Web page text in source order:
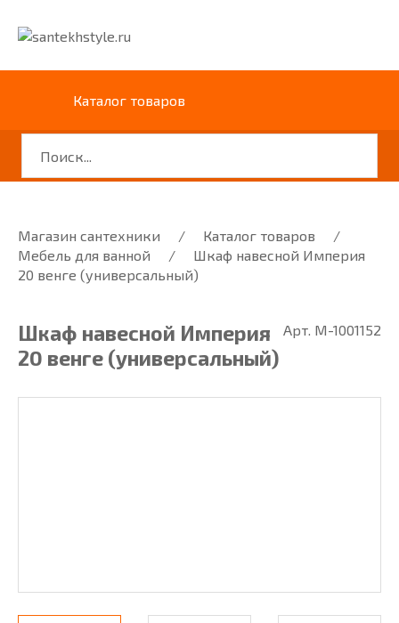
Каталог товаров
Магазин сантехники / Каталог товаров
/
Мебель для ванной
/
Шкаф навесной Империя
20 венге (универсальный)
Арт. M-1001152
Шкаф навесной Империя
20 венге (универсальный)